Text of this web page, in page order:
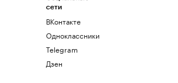
сети
ВКонтакте
Одноклассники
Telegram
Дзен